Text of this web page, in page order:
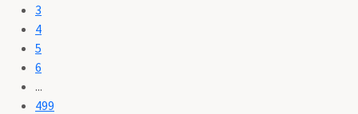
3
4
5
6
...
499